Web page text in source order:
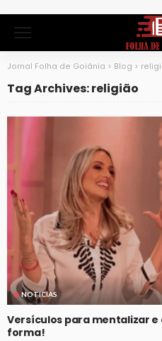
Jornal Folha de Goiânia > Blog >
Tag Archives: religião
NOTICIAS
Versículos para mentalizar
forma!